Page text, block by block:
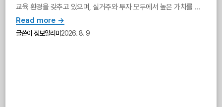
교육 환경을 갖추고 있으며, 실거주와 투자 모두에서 높은 가치를 지
닌 단지로 평가받고 있습니다.
Read more →
글쓴이정보알리미 2026. 8. 9